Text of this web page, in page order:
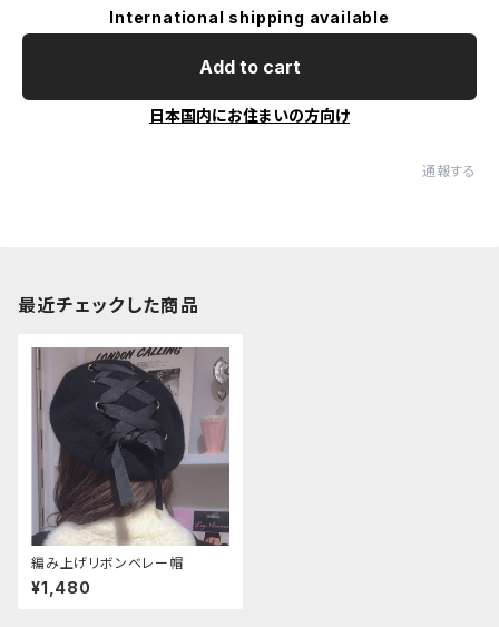
International shipping available
Add to cart
日本国内にお住まいの方向け
通報する
最近チェックした商品
編み上げリボンベレー帽
¥1,480